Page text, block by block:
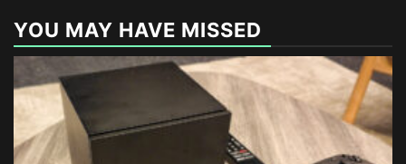
YOU MAY HAVE MISSED